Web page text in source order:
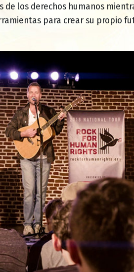
los derechos humanos
para crear su propio